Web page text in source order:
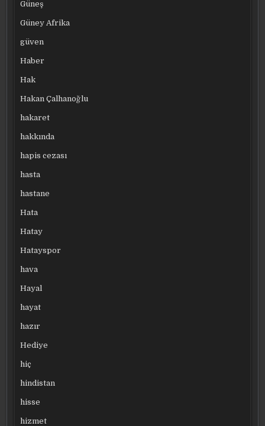
Güneş
Güney Afrika
güven
Haber
Hak
Hakan Çalhanoğlu
hakaret
hakkında
hapis cezası
hasta
hastane
Hata
Hatay
Hatayspor
hava
Hayal
hayat
hazır
Hediye
hiç
hindistan
hisse
hizmet